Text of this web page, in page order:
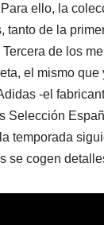
ello, la
tanto de la
de los
el mismo
-el
Selección
temporada
se cogen